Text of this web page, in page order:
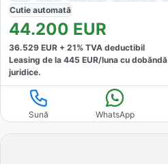
Cutie automată
44.200 EUR
36.529 EUR + 21% TVA deductibil
Leasing de la 445 EUR/luna cu dobăndă
juridice.
Sună WhatsApp